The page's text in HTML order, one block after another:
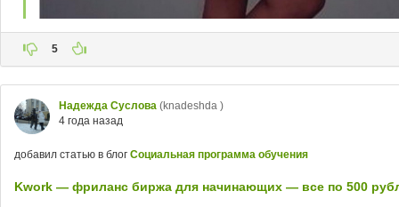
5
Надежда Суслова (knadeshda )
4 года назад
добавил статью в блог Социальная программа обучения
Kwork — фриланс биржа для начинающих — все по 500